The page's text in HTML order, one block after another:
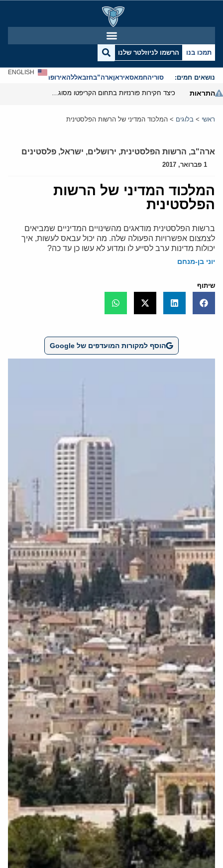
תמכו בנו הרשמו לניוזלטר שלנו
נושאים חמים: סוריהחמאסאיראןארה”בחזבאללהאירופהאנטישמיות
ENGLISH
התראות
ראשי > בלוגים > המלכוד המדיני של הרשות הפלסטינית
ארה"ב, הרשות הפלסטינית, ירושלים, ישראל, פלסטינים
1 פברואר, 2017
המלכוד המדיני של הרשות
הפלסטינית
ברשות הפלסטינית מודאגים מהשינויים המדיניים שמביאים
לצמצום אפשרויות הפעולה שלה. מה יכול עבאס לעשות, איך
יכולות מדינות ערב לסייע לו ומדוע לא עשו כן עד כה?
יוני בן-מנחם
שיתוף
הוסף למקורות המועדפים של Google